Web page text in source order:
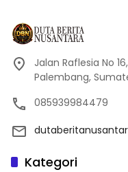
Jalan Raflesia No
Palembang,
085939984479
Kategori